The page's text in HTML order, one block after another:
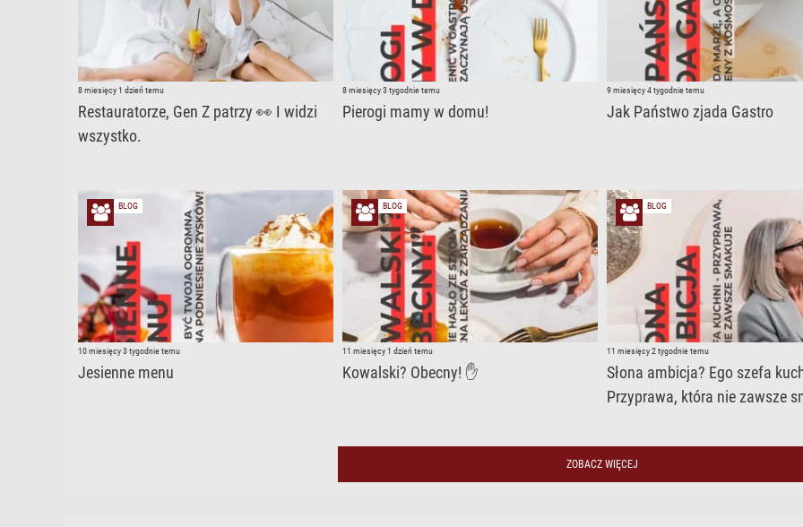
8 miesięcy 1 dzień temu
Restauratorze, Gen Z patrzy 👀 I widzi
wszystko.
8 miesięcy 3 tygodnie temu
Pierogi mamy w domu!
9 miesięcy 4 tygodnie temu
Jak Państwo zjada Gastro
BLOG
10 miesięcy 3 tygodnie temu
Jesienne menu
BLOG
11 miesięcy 1 dzień temu
Kowalski? Obecny! ✋
BLOG
11 miesięcy 2 tygodnie temu
Słona ambicja? Ego szefa
Przyprawa, która nie zawsze
ZOBACZ WIĘCEJ